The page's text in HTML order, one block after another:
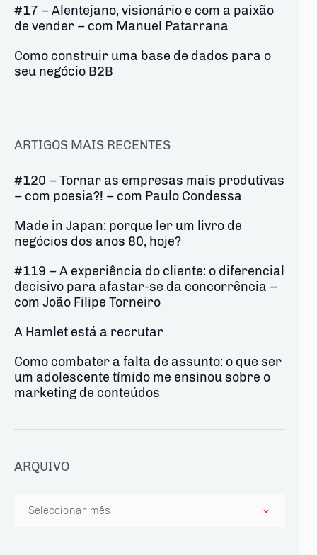
#17 – Alentejano, visionário e com a paixão
de vender – com Manuel Patarrana
Como construir uma base de dados para o
seu negócio B2B
ARTIGOS MAIS RECENTES
#120 – Tornar as empresas mais produtivas
– com poesia?! – com Paulo Condessa
Made in Japan: porque ler um livro de
negócios dos anos 80, hoje?
#119 – A experiência do cliente: o diferencial
decisivo para afastar-se da concorrência –
com João Filipe Torneiro
A Hamlet está a recrutar
Como combater a falta de assunto: o que ser
um adolescente tímido me ensinou sobre o
marketing de conteúdos
ARQUIVO